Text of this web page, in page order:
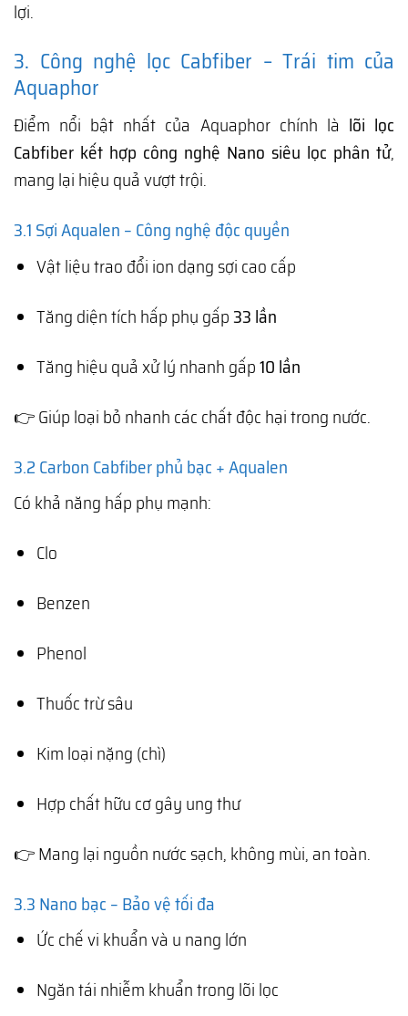
lợi.
3. Công nghệ lọc Cabfiber – Trái tim của
Aquaphor
Điểm nổi bật nhất của Aquaphor chính là lõi lọc
Cabfiber kết hợp công nghệ Nano siêu lọc phân tử,
mang lại hiệu quả vượt trội.
3.1 Sợi Aqualen – Công nghệ độc quyền
Vật liệu trao đổi ion dạng sợi cao cấp
Tăng diện tích hấp phụ gấp33 lần
Tăng hiệu quả xử lý nhanh gấp10 lần
👉 Giúp loại bỏ nhanh các chất độc hại trong nước.
3.2 Carbon Cabfiber phủ bạc + Aqualen
Có khả năng hấp phụ mạnh:
Clo
Benzen
Phenol
Thuốc trừ sâu
Kim loại nặng (chì)
Hợp chất hữu cơ gây ung thư
👉 Mang lại nguồn nước sạch, không mùi, an toàn.
3.3 Nano bạc – Bảo vệ tối đa
Ức chế vi khuẩn và u nang lớn
Ngăn tái nhiễm khuẩn trong lõi lọc